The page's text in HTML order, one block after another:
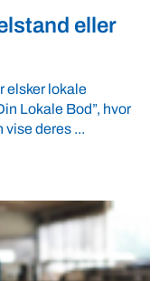
strategisk
ordnede forhold, som
tider. VBF byder